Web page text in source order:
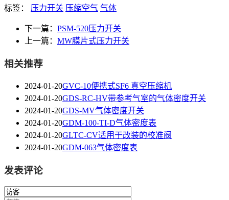
标签： 压力开关 压缩空气 气体
下一篇： PSM-520压力开关
上一篇： MW膜片式压力开关
相关推荐
2024-01-20GVC-10便携式SF6 真空压缩机
2024-01-20GDS-RC-HV带参考气室的气体密度开关
2024-01-20GDS-MV气体密度开关
2024-01-20GDM-100-TI-D气体密度表
2024-01-20GLTC-CV适用于改装的校准阀
2024-01-20GDM-063气体密度表
发表评论